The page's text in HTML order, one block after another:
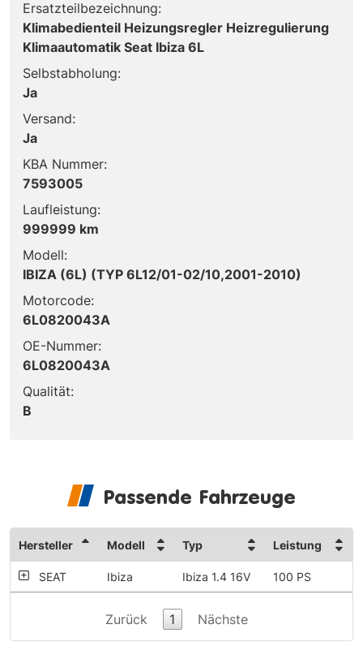
Ersatzteilbezeichnung:
Klimabedienteil Heizungsregler Heizregulierung
Klimaautomatik Seat Ibiza 6L
Selbstabholung:
Ja
Versand:
Ja
KBA Nummer:
7593005
Laufleistung:
999999 km
Modell:
IBIZA (6L) (TYP 6L12/01-02/10,2001-2010)
Motorcode:
6L0820043A
OE-Nummer:
6L0820043A
Qualität:
B
Passende Fahrzeuge
Hersteller Modell Typ Leistung
SEAT Ibiza Ibiza 1.4 16V 100 PS
Zurück 1 Nächste